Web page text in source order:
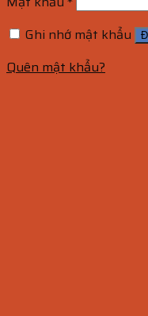
Ghi nhớ mật khẩu
Quên mật khẩu?